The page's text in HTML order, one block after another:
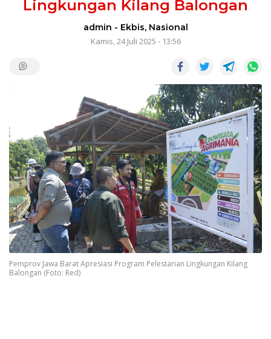
Lingkungan Kilang Balongan
admin - Ekbis, Nasional
Kamis, 24 Juli 2025 - 13:56
Pemprov Jawa Barat Apresiasi Program Pelestarian Lingkungan Kilang
Balongan (Foto: Red)